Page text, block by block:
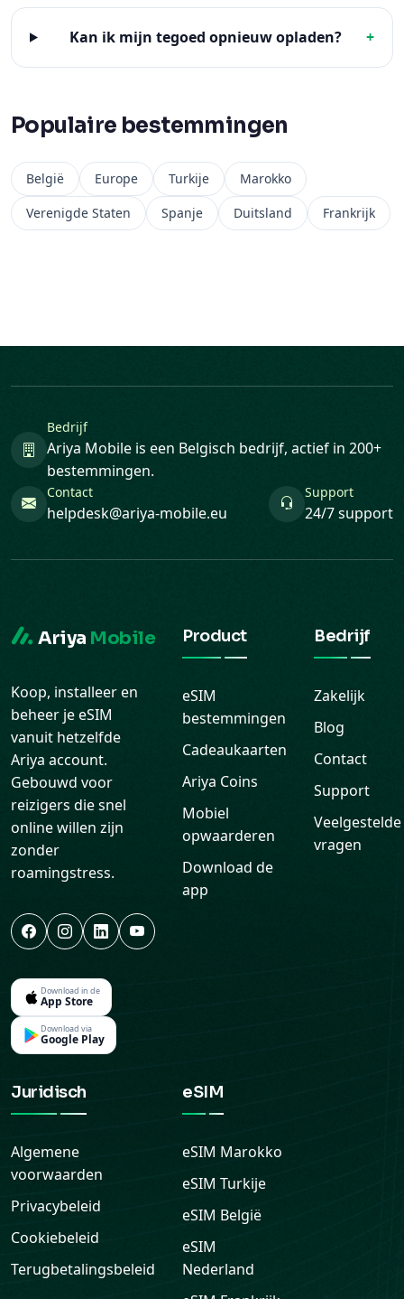
Kan ik mijn tegoed opnieuw opladen? +
Populaire bestemmingen
België Europe Turkije
Marokko
Verenigde Staten
Spanje Duitsland Frankrijk
Bedrijf
Ariya Mobile is een Belgisch bedrijf, actief in 200+
bestemmingen.
Contact
helpdesk@ariya-mobile.eu
Support
24/7 support
Ariya Mobile
Koop, installeer en
beheer je eSIM
vanuit hetzelfde
Ariya account.
Gebouwd voor
reizigers die snel
online willen zijn
zonder
roamingstress.
Download in de
App Store
Download via
Google Play
Product
eSIM
bestemmingen
Cadeaukaarten
Ariya Coins
Mobiel
opwaarderen
Download de
app
Bedrijf
Zakelijk
Blog
Contact
Support
Veelgestelde
vragen
Juridisch
Algemene
voorwaarden
Privacybeleid
Cookiebeleid
Terugbetalingsbeleid
eSIM
eSIM Marokko
eSIM Turkije
eSIM België
eSIM
Nederland